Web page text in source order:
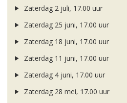
Zaterdag 2 juli, 17.00 uur
Zaterdag 25 juni, 17.00 uur
Zaterdag 18 juni, 17.00 uur
Zaterdag 11 juni, 17.00 uur
Zaterdag 4 juni, 17.00 uur
Zaterdag 28 mei, 17.00 uur